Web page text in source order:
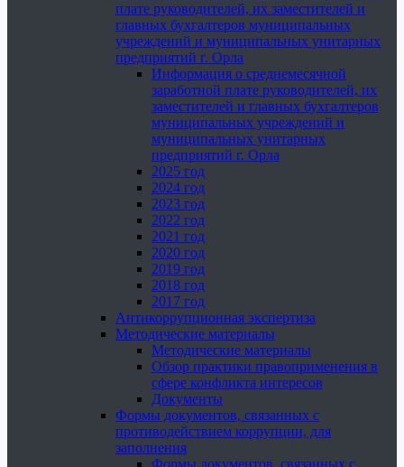
плате руководителей, их заместителей и
главных бухгалтеров муниципальных
учреждений и муниципальных унитарных
предприятий г. Орла
Информация о среднемесячной
заработной плате руководителей, их
заместителей и главных бухгалтеров
муниципальных учреждений и
муниципальных унитарных
предприятий г. Орла
2025 год
2024 год
2023 год
2022 год
2021 год
2020 год
2019 год
2018 год
2017 год
Антикоррупционная экспертиза
Методические материалы
Методические материалы
Обзор практики правоприменения в
сфере конфликта интересов
Документы
Формы документов, связанных с
противодействием коррупции, для
заполнения
Формы документов, связанных с